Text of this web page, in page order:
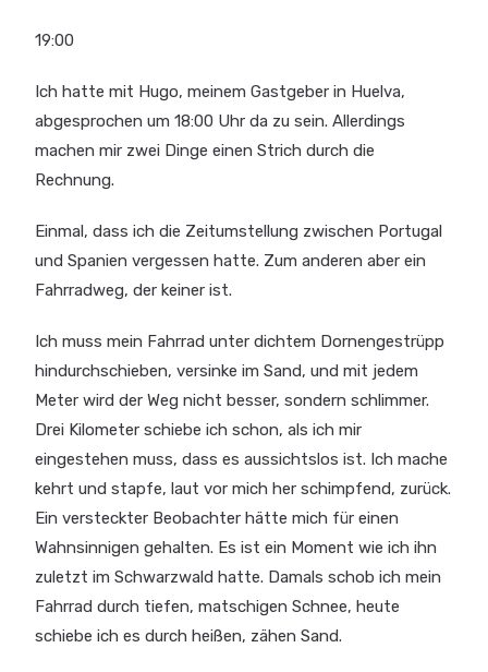
19:00
Ich hatte mit Hugo, meinem Gastgeber in Huelva,
abgesprochen um 18:00 Uhr da zu sein. Allerdings
machen mir zwei Dinge einen Strich durch die
Rechnung.
Einmal, dass ich die Zeitumstellung zwischen Portugal
und Spanien vergessen hatte. Zum anderen aber ein
Fahrradweg, der keiner ist.
Ich muss mein Fahrrad unter dichtem Dornengestrüpp
hindurchschieben, versinke im Sand, und mit jedem
Meter wird der Weg nicht besser, sondern schlimmer.
Drei Kilometer schiebe ich schon, als ich mir
eingestehen muss, dass es aussichtslos ist. Ich mache
kehrt und stapfe, laut vor mich her schimpfend, zurück.
Ein versteckter Beobachter hätte mich für einen
Wahnsinnigen gehalten. Es ist ein Moment wie ich ihn
zuletzt im Schwarzwald hatte. Damals schob ich mein
Fahrrad durch tiefen, matschigen Schnee, heute
schiebe ich es durch heißen, zähen Sand.